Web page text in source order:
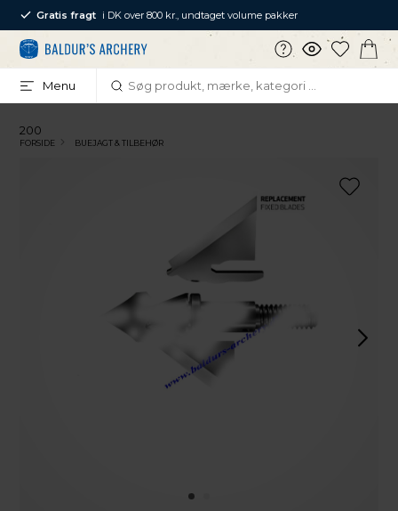
Gratis fragt i DK over 800 kr., undtaget volume pakker
Menu
200
FORSIDE BUEJAGT & TILBEHØR